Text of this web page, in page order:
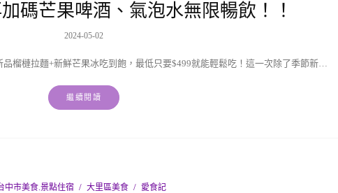
碼芒果啤酒、氣泡水無限暢飲！！
2024-05-02
榴槤拉麵+新鮮芒果冰吃到飽，最低只要$499就能輕鬆吃！這一次除了季節新…
繼續閱讀
中市美食.景點住宿 大里區美食 愛食記